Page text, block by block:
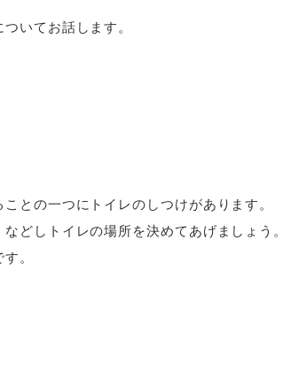
いてお話します。
との一つにトイレのしつけがあります。
どしトイレの場所を決めてあげましょう。
。